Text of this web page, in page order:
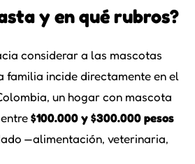
y en qué rubros?
considerar a las mascotas
familia incide directamente en el
un hogar con mascota
$100.000 y $300.000 pesos
—alimentación, veterinaria,